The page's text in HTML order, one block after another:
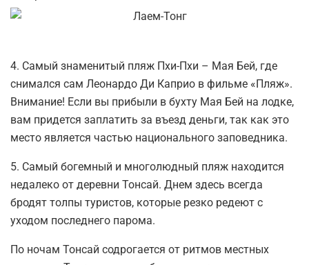
4. Самый знаменитый пляж Пхи-Пхи – Мая Бей, где
снимался сам Леонардо Ди Каприо в фильме «Пляж».
Внимание! Если вы прибыли в бухту Мая Бей на лодке,
вам придется заплатить за въезд деньги, так как это
место является частью национального заповедника.
5. Самый богемный и многолюдный пляж находится
недалеко от деревни Тонсай. Днем здесь всегда
бродят толпы туристов, которые резко редеют с
уходом последнего парома.
По ночам Тонсай содрогается от ритмов местных